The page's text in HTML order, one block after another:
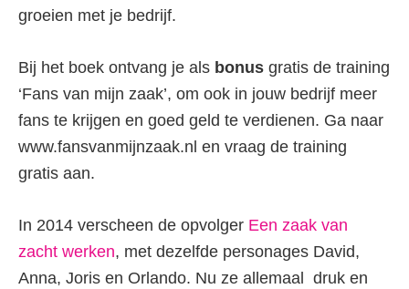
groeien met je bedrijf.
Bij het boek ontvang je als bonus gratis de training
‘Fans van mijn zaak’, om ook in jouw bedrijf meer
fans te krijgen en goed geld te verdienen. Ga naar
www.fansvanmijnzaak.nl en vraag de training
gratis aan.
In 2014 verscheen de opvolger Een zaak van
zacht werken, met dezelfde personages David,
Anna, Joris en Orlando. Nu ze allemaal druk en